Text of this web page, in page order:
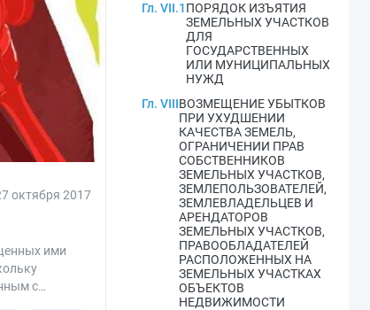
октября 2017
ими
с
Гл. VII.1ПОРЯДОК ИЗЪЯТИЯ
ЗЕМЕЛЬНЫХ УЧАСТКОВ
ДЛЯ
ГОСУДАРСТВЕННЫХ
ИЛИ МУНИЦИПАЛЬНЫХ
НУЖД
Гл. VIIIВОЗМЕЩЕНИЕ УБЫТКОВ
ПРИ УХУДШЕНИИ
КАЧЕСТВА ЗЕМЕЛЬ,
ОГРАНИЧЕНИИ ПРАВ
СОБСТВЕННИКОВ
ЗЕМЕЛЬНЫХ УЧАСТКОВ,
ЗЕМЛЕПОЛЬЗОВАТЕЛЕЙ,
ЗЕМЛЕВЛАДЕЛЬЦЕВ И
АРЕНДАТОРОВ
ЗЕМЕЛЬНЫХ УЧАСТКОВ,
ПРАВООБЛАДАТЕЛЕЙ
РАСПОЛОЖЕННЫХ НА
ЗЕМЕЛЬНЫХ УЧАСТКАХ
ОБЪЕКТОВ
НЕДВИЖИМОСТИ